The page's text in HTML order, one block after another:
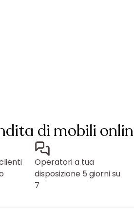
di mobili
Operatori a tua
disposizione 5 giorni su
7